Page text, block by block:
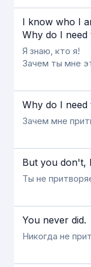
I know who I
Why do I need
Я знаю, кто я!
Зачем ты мне
Why do I need
Зачем мне
But you don't,
Ты не
You never did.
Никогда не